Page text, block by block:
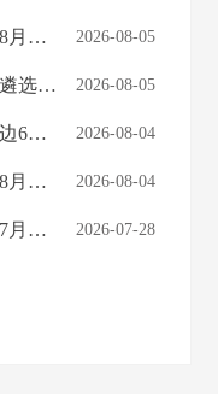
· 三亚市天涯区民政局关于2026年8月份低保、特困人员及7月份低边、刚支、临时救助对... 2026-08-05
· 三亚市天涯区残疾人联合会关于遴选天涯区2026年度困难重度残疾人家庭无障碍改造项... 2026-08-05
· 关于天涯区岭北社区、市一中周边6条地名命名的公告 2026-08-04
· 三亚市天涯区民政局关于2026年8月儿童福利补贴发放情况的公示 2026-08-04
· 三亚市天涯区民政局关于2026年7月经济困难老年人养老服务补贴和照料护理补贴发放情... 2026-07-28